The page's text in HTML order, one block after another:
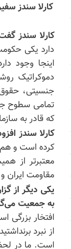
کارلا سندز
کارلا سندز
دارد یکی
اینجا وجود
دموکراتیک
جنسیتی، حقوق
تمامی سطوح
که قادر به
کارلا سندز
کرده است و
معتبرتر از
مقاومت ایران
یکی دیگر از
به جمعیت
افتخار بزرگی
از نبردبرنداشتید
است. ما در